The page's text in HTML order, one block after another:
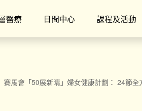
醫療 日間中心 課程及活動
賽馬會「50展新晴」婦女健康計劃： 24節